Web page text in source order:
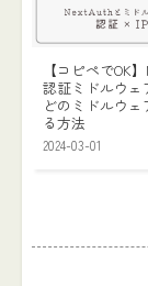
【コピペでOK
認証ミドルウェ
どのミドルウ
る方法
2024-03-01